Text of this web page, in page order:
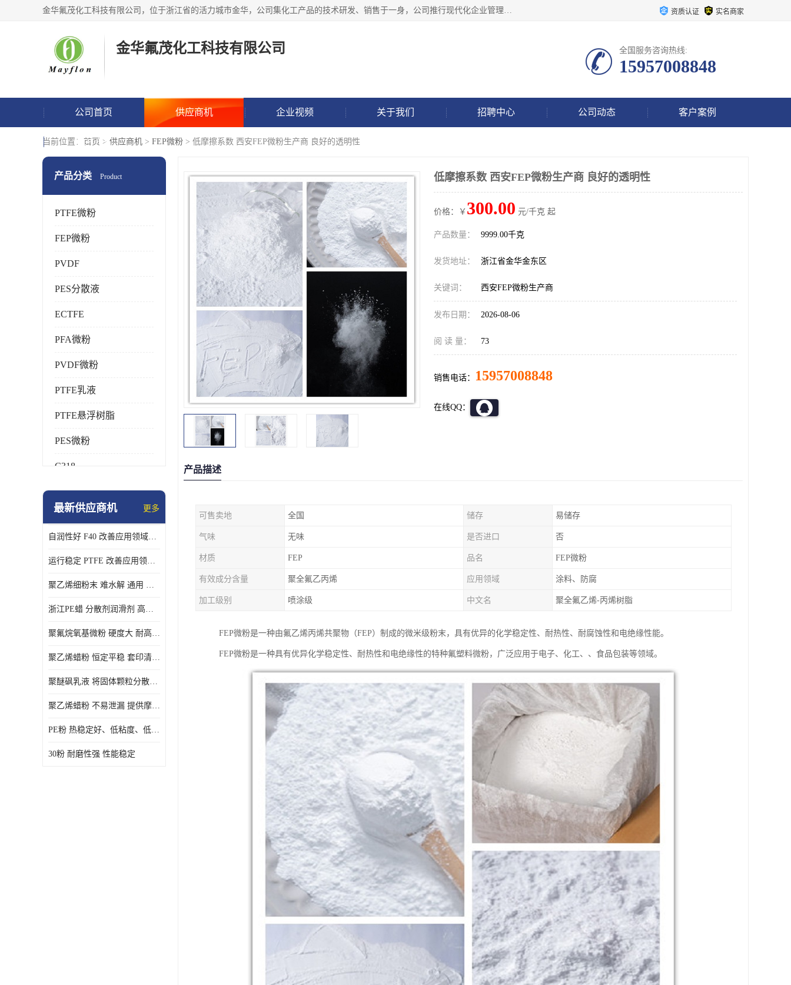
金华氟茂化工科技有限公司，位于浙江省的活力城市金华，公司集化工产品的技术研发、销售于一身，公司推行现代化企业管理理念，公司成立以来吸引了一批技术、业务、能力良好的科技人才，为多种产品的推广流通搭建良好的服务平台。我公司主要经营产品包括：PTFE微粉、FEP微粉、ECTFE、PES微粉等，这些产品由于具有、耐腐蚀、耐高温等性能而广泛应用于许多领域。 资质认证 实名商家
金华氟茂化工科技有限公司 全国服务咨询热线:
15957008848
公司首页 供应商机 企业视频 关于我们 招聘中心 公司动态 客户案例
联系方式
当前位置： 首页 > 供应商机 > FEP微粉 > 低摩擦系数 西安FEP微粉生产商 良好的透明性
产品分类 Product
PTFE微粉
FEP微粉
PVDF
PES分散液
ECTFE
PFA微粉
PVDF微粉
PTFE乳液
PTFE悬浮树脂
PES微粉
C318
HFP
PE蜡粉
PE改性蜡粉
最新供应商机 更多
自润性好 F40 改善应用领域的耐热性 滑润性
运行稳定 PTFE 改善应用领域的耐热性 滑润性
聚乙烯细粉末 难水解 通用 氟茂
浙江PE蜡 分散剂润滑剂 高低熔点
聚氟烷氧基微粉 硬度大 耐高温性能好 良好的不粘性 功能性涂料
聚乙烯蜡粉 恒定平稳 套印清漆 无毒
聚醚砜乳液 将固体颗粒分散均匀 高分子聚合物 新的纳米涂层材料
聚乙烯蜡粉 不易泄漏 提供摩擦减少和润滑性能
PE粉 热稳定好、低粘度、低熔点
30粉 耐磨性强 性能稳定
低摩擦系数 西安FEP微粉生产商 良好的透明性
价格：￥ 300.00 元/千克 起
产品数量： 9999.00千克
发货地址： 浙江省金华金东区
关键词： 西安FEP微粉生产商
发布日期： 2026-08-06
阅 读 量： 73
销售电话： 15957008848
在线QQ：
产品描述
可售卖地 全国 储存 易储存
气味 无味 是否进口 否
材质 FEP 品名 FEP微粉
有效成分含量 聚全氟乙丙烯 应用领域 涂料、防腐
加工级别 喷涂级 中文名 聚全氟乙烯-丙烯树脂
FEP微粉是一种由氟乙烯丙烯共聚物（FEP）制成的微米级粉末，具有优异的化学稳定性、耐热性、耐腐蚀性和电绝缘性能。
FEP微粉是一种具有优异化学稳定性、耐热性和电绝缘性的特种氟塑料微粉，广泛应用于电子、化工、、食品包装等领域。